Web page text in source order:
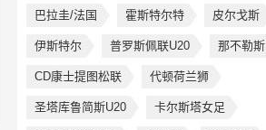
巴拉圭/法国 霍斯特尔特 皮尔戈斯
伊斯特尔 普罗斯佩联U20 那不勒斯
CD康士提图松联 代顿荷兰狮
圣塔库鲁简斯U20 卡尔斯塔女足